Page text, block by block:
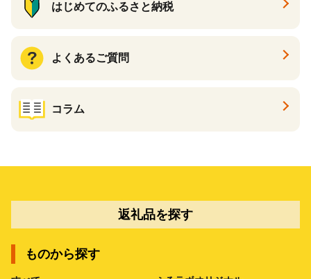
はじめてのふるさと納税
よくあるご質問
コラム
返礼品を探す
ものから探す